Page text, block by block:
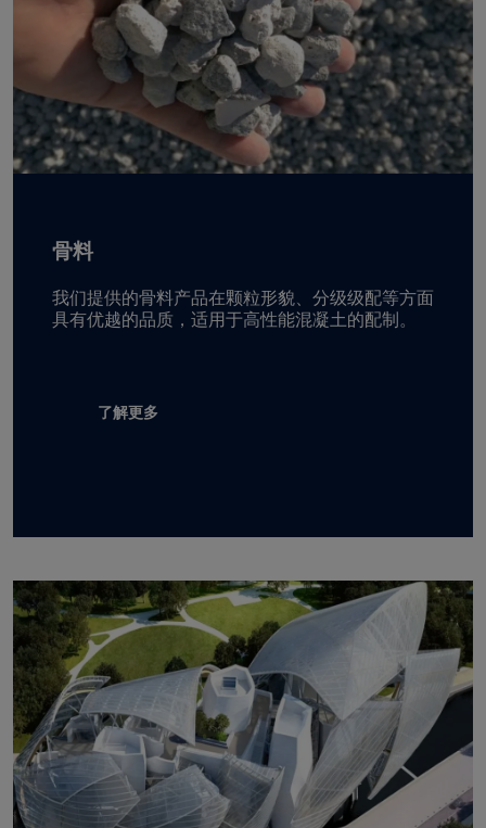
骨料
我们提供的骨料产品在颗粒形貌、分级级配等方面
具有优越的品质，适用于高性能混凝土的配制。
了解更多